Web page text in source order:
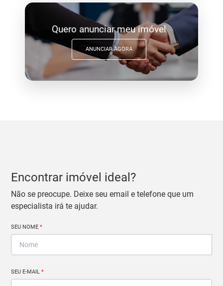
Quero anunciar meu imóvel
ANUNCIAR AGORA
Encontrar imóvel ideal?
Não se preocupe. Deixe seu email e telefone que um
especialista irá te ajudar.
SEU NOME*
SEU E-MAIL*